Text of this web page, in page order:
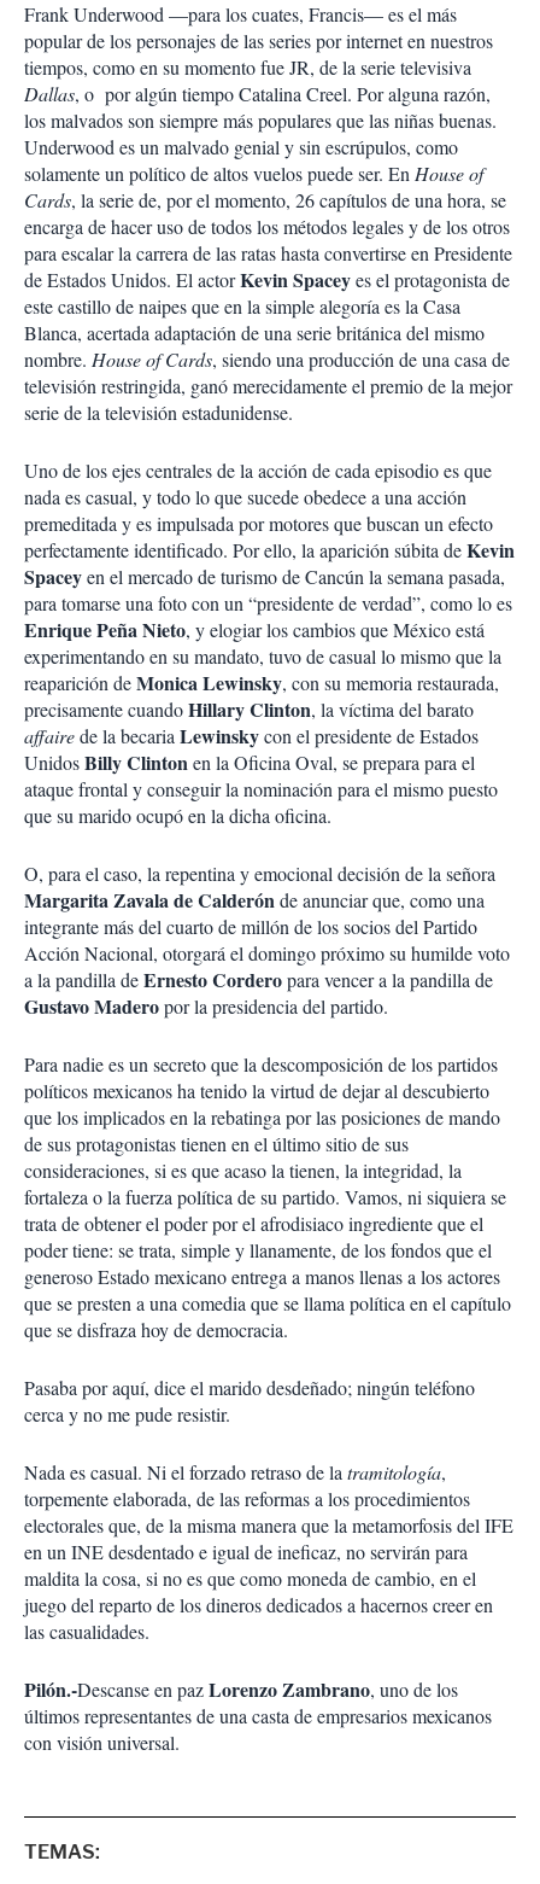
m
p
a
r
i
r
Frank Underwood —para los cuates, Francis— es el más
popular de los personajes de las series por internet en nuestros
tiempos, como en su momento fue JR, de la serie televisiva
Dallas, o por algún tiempo Catalina Creel. Por alguna razón,
los malvados son siempre más populares que las niñas buenas.
Underwood es un malvado genial y sin escrúpulos, como
solamente un político de altos vuelos puede ser. En House of
Cards, la serie de, por el momento, 26 capítulos de una hora, se
encarga de hacer uso de todos los métodos legales y de los otros
para escalar la carrera de las ratas hasta convertirse en Presidente
de Estados Unidos. El actorKevin Spaceyes el protagonista de
este castillo de naipes que en la simple alegoría es la Casa
Blanca, acertada adaptación de una serie británica del mismo
nombre. House of Cards, siendo una producción de una casa de
televisión restringida, ganó merecidamente el premio de la mejor
serie de la televisión estadunidense.
Uno de los ejes centrales de la acción de cada episodio es que
nada es casual, y todo lo que sucede obedece a una acción
premeditada y es impulsada por motores que buscan un efecto
perfectamente identificado. Por ello, la aparición súbita deKevin
Spaceyen el mercado de turismo de Cancún la semana pasada,
para tomarse una foto con un “presidente de verdad”, como lo es
Enrique Peña Nieto, y elogiar los cambios que México está
experimentando en su mandato, tuvo de casual lo mismo que la
reaparición deMonica Lewinsky, con su memoria restaurada,
precisamente cuandoHillaryClinton, la víctima del barato
affairede la becaria Lewinskycon el presidente de Estados
UnidosBillyClintonen la Oficina Oval, se prepara para el
ataque frontal y conseguir la nominación para el mismo puesto
que su marido ocupó en la dicha oficina.
O, para el caso, la repentina y emocional decisión de la señora
Margarita Zavala de Calderónde anunciar que, como una
integrante más del cuarto de millón de los socios del Partido
Acción Nacional, otorgará el domingo próximo su humilde voto
a la pandilla deErnestoCorderopara vencer a la pandilla de
GustavoMaderopor la presidencia del partido.
Para nadie es un secreto que la descomposición de los partidos
políticos mexicanos ha tenido la virtud de dejar al descubierto
que los implicados en la rebatinga por las posiciones de mando
de sus protagonistas tienen en el último sitio de sus
consideraciones, si es que acaso la tienen, la integridad, la
fortaleza o la fuerza política de su partido. Vamos, ni siquiera se
trata de obtener el poder por el afrodisiaco ingrediente que el
poder tiene: se trata, simple y llanamente, de los fondos que el
generoso Estado mexicano entrega a manos llenas a los actores
que se presten a una comedia que se llama política en el capítulo
que se disfraza hoy de democracia.
Pasaba por aquí, dice el marido desdeñado; ningún teléfono
cerca y no me pude resistir.
Nada es casual. Ni el forzado retraso de la tramitología,
torpemente elaborada, de las reformas a los procedimientos
electorales que, de la misma manera que la metamorfosis del IFE
en un INE desdentado e igual de ineficaz, no servirán para
maldita la cosa, si no es que como moneda de cambio, en el
juego del reparto de los dineros dedicados a hacernos creer en
las casualidades.
Pilón.-Descanse en pazLorenzoZambrano, uno de los
últimos representantes de una casta de empresarios mexicanos
con visión universal.
TEMAS: